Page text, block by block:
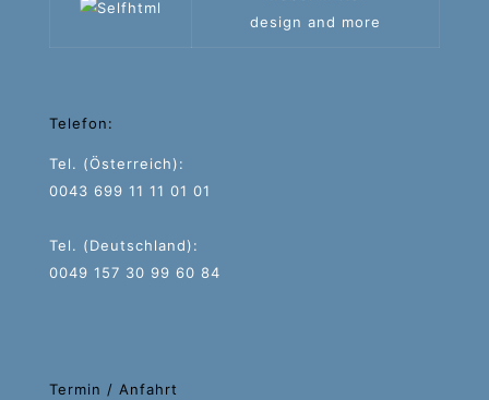
design and more
Telefon:
Tel. (Österreich):
0043 699 11 11 01 01
Tel. (Deutschland):
0049 157 30 99 60 84
Termin / Anfahrt